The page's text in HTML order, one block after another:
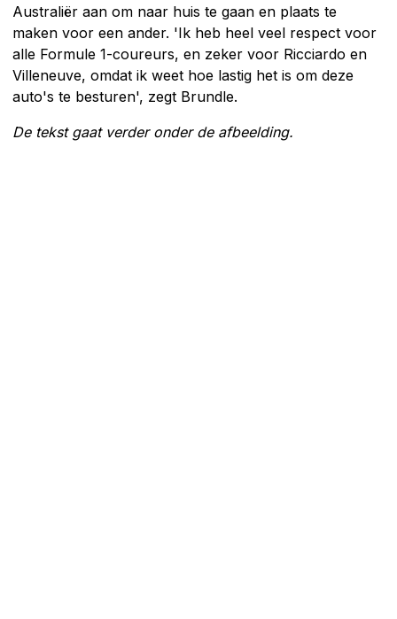
Australiër aan om naar huis te gaan en plaats te
maken voor een ander. 'Ik heb heel veel respect voor
alle Formule 1-coureurs, en zeker voor Ricciardo en
Villeneuve, omdat ik weet hoe lastig het is om deze
auto's te besturen', zegt Brundle.
De tekst gaat verder onder de afbeelding.